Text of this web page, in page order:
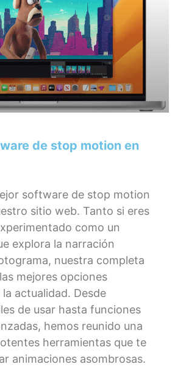
de stop motion en
software de stop motion
sitio web. Tanto si eres
como un
explora la narración
nuestra completa
mejores opciones
actualidad. Desde
de usar hasta funciones
hemos reunido una
herramientas que te
animaciones asombrosas.